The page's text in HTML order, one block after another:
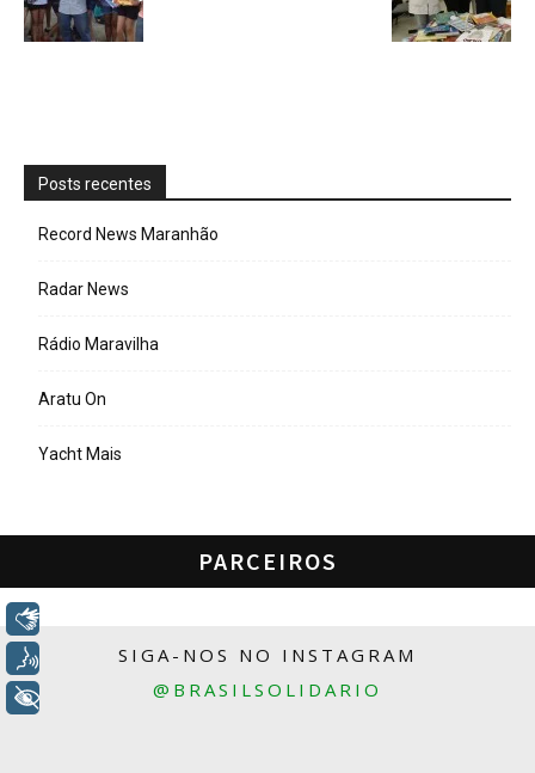
Posts recentes
Record News Maranhão
Radar News
Rádio Maravilha
Aratu On
Yacht Mais
PARCEIROS
SIGA-NOS NO INSTAGRAM
@BRASILSOLIDARIO
+ Acessibilidade